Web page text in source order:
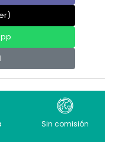
Sin comisión